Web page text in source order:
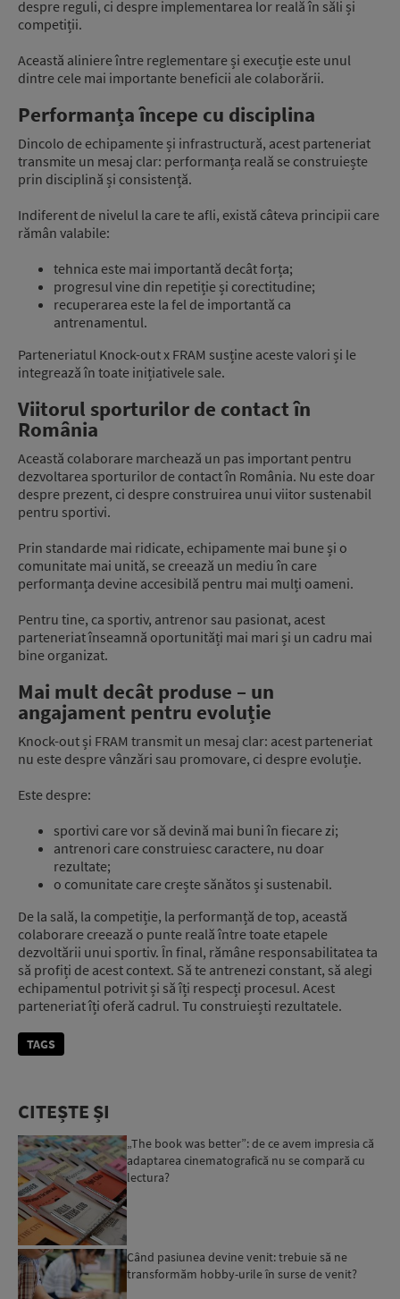
despre reguli, ci despre implementarea lor reală în săli și
competiții.
Această aliniere între reglementare și execuție este unul
dintre cele mai importante beneficii ale colaborării.
Performanța începe cu disciplina
Dincolo de echipamente și infrastructură, acest parteneriat
transmite un mesaj clar: performanța reală se construiește
prin disciplină și consistență.
Indiferent de nivelul la care te afli, există câteva principii care
rămân valabile:
tehnica este mai importantă decât forța;
progresul vine din repetiție și corectitudine;
recuperarea este la fel de importantă ca
antrenamentul.
Parteneriatul Knock-out x FRAM susține aceste valori și le
integrează în toate inițiativele sale.
Viitorul sporturilor de contact în
România
Această colaborare marchează un pas important pentru
dezvoltarea sporturilor de contact în România. Nu este doar
despre prezent, ci despre construirea unui viitor sustenabil
pentru sportivi.
Prin standarde mai ridicate, echipamente mai bune și o
comunitate mai unită, se creează un mediu în care
performanța devine accesibilă pentru mai mulți oameni.
Pentru tine, ca sportiv, antrenor sau pasionat, acest
parteneriat înseamnă oportunități mai mari și un cadru mai
bine organizat.
Mai mult decât produse – un
angajament pentru evoluție
Knock-out și FRAM transmit un mesaj clar: acest parteneriat
nu este despre vânzări sau promovare, ci despre evoluție.
Este despre:
sportivi care vor să devină mai buni în fiecare zi;
antrenori care construiesc caractere, nu doar
rezultate;
o comunitate care crește sănătos și sustenabil.
De la sală, la competiție, la performanță de top, această
colaborare creează o punte reală între toate etapele
dezvoltării unui sportiv. În final, rămâne responsabilitatea ta
să profiți de acest context. Să te antrenezi constant, să alegi
echipamentul potrivit și să îți respecți procesul. Acest
parteneriat îți oferă cadrul. Tu construiești rezultatele.
TAGS
CITEȘTE ȘI
„The book was better”: de ce avem impresia că
adaptarea cinematografică nu se compară cu
lectura?
Când pasiunea devine venit: trebuie să ne
transformăm hobby-urile în surse de venit?